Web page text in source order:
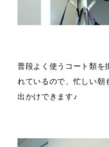
普段よく使うコート類を
れているので、忙しい朝
出かけできます♪